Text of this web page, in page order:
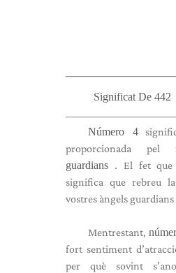
Significat De 442
Número 4
proporcionada pel
guardians . El fet que
significa que rebreu
vostres àngels
Mentrestant,
fort sentiment
per què sovint